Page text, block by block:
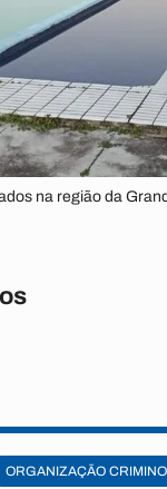
na região da
ORGANIZAÇÃO